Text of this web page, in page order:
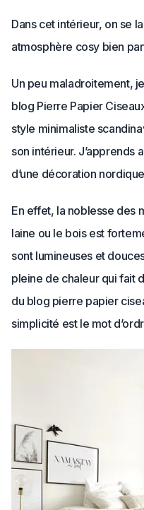
Dans cet intérieur, on se
atmosphère cosy bien
Un peu maladroitement,
blog Pierre Papier
style minimaliste
son intérieur. J’apprends
d’une décoration
En effet, la noblesse des
laine ou le bois est
sont lumineuses et
pleine de chaleur qui fait
du blog pierre papier
simplicité est le mot